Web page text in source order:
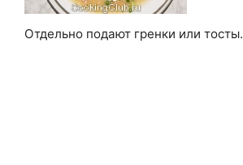
Отдельно подают гренки или тосты.